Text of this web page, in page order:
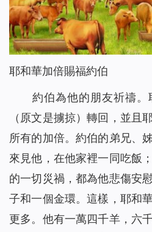
耶和華加倍賜福約伯
約伯為他的朋友祈禱
（原文是擄掠）轉回，並且
所有的加倍。約伯的弟兄、
來見他，在他家裡一同吃飯
的一切災禍，都為他悲傷安
子和一個金環。這樣，耶和
更多。他有一萬四千羊，六